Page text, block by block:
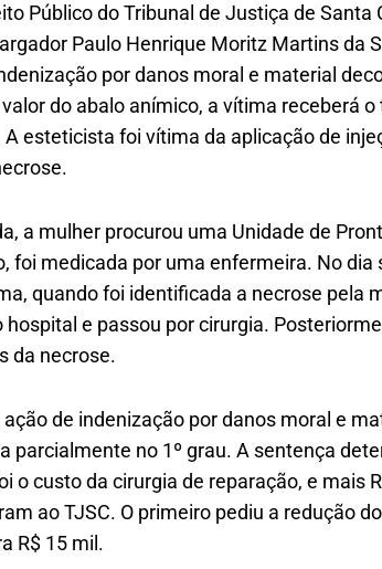
Público do Tribunal de Justiça de
Paulo Henrique Moritz Martins da
por danos moral e material
do abalo anímico, a vítima receberá
esteticista foi vítima da aplicação de
a mulher procurou uma Unidade de
foi medicada por uma enfermeira. No
quando foi identificada a necrose pela
e passou por cirurgia.
da necrose.
de indenização por danos moral e
parcialmente no 1º grau. A sentença
o custo da cirurgia de reparação, e mais
ao TJSC. O primeiro pediu a redução
R$ 15 mil.